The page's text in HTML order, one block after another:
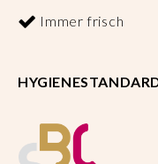
Immer frisch